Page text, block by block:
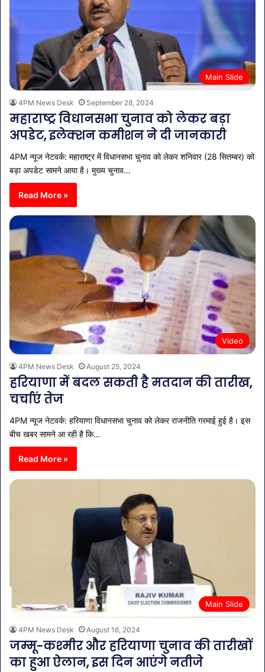
Main Slide
4PM News Desk September 28, 2024
महाराष्ट्र विधानसभा चुनाव को लेकर बड़ा
अपडेट, इलेक्शन कमीशन ने दी जानकारी
4PM न्यूज नेटवर्क: महाराष्ट्र में विधानसभा चुनाव को लेकर शनिवार (28 सितम्बर) को
बड़ा अपडेट सामने आया है। मुख्य चुनाव…
Read More »
Video
4PM News Desk August 25, 2024
हरियाणा में बदल सकती है मतदान की तारीख,
चर्चाएं तेज
4PM न्यूज नेटवर्क: हरियाणा विधानसभा चुनाव को लेकर राजनीति गरमाई हुई है। इस
बीच खबर सामने आ रही है कि…
Read More »
Main Slide
4PM News Desk August 16, 2024
जम्‍मू-कश्‍मीर और हरियाणा चुनाव की तारीखों
का हुआ ऐलान, इस दिन आएंगे नतीजे